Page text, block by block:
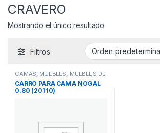
CRAVERO
Mostrando el único resultado
Filtros
CAMAS, MUEBLES, MUEBLES DE
DORMITORIO
CARRO PARA CAMA NOGAL
0.80 (20110)